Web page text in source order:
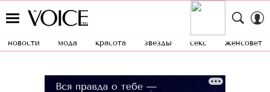
новости мода красота звезды секс женсовет